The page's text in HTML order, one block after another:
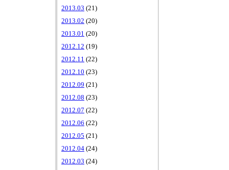
2013.03 (21)
2013.02 (20)
2013.01 (20)
2012.12 (19)
2012.11 (22)
2012.10 (23)
2012.09 (21)
2012.08 (23)
2012.07 (22)
2012.06 (22)
2012.05 (21)
2012.04 (24)
2012.03 (24)